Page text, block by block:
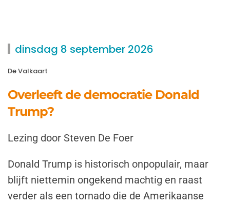
dinsdag 8 september 2026
De Valkaart
Overleeft de democratie Donald
Trump?
Lezing door Steven De Foer
Donald Trump is historisch onpopulair, maar
blijft niettemin ongekend machtig en raast
verder als een tornado die de Amerikaanse